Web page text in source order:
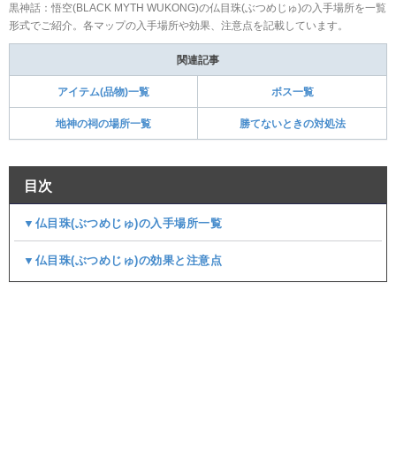
黒神話：悟空(BLACK MYTH WUKONG)の仏目珠(ぶつめじゅ)の入手場所を一覧
形式でご紹介。各マップの入手場所や効果、注意点を記載しています。
関連記事
アイテム(品物)一覧 ボス一覧
地神の祠の場所一覧 勝てないときの対処法
目次
▼仏目珠(ぶつめじゅ)の入手場所一覧
▼仏目珠(ぶつめじゅ)の効果と注意点